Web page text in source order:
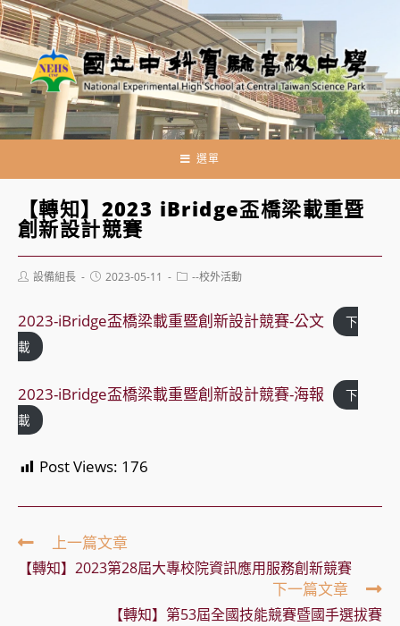
跳
轉
至
主
要
內
選單
【轉知】2023 iBridge盃橋梁載重暨
創新設計競賽
Post設備組長
Post2023-05-11
Post--校外活動
2023-iBridge盃橋梁載重暨創新設計競賽-公文
下
載
2023-iBridge盃橋梁載重暨創新設計競賽-海報
下
載
Post Views: 176
Read
more
articles
上一篇文章
【轉知】2023第28屆大專校院資訊應用服務創新競賽
下一篇文章
【轉知】第53屆全國技能競賽暨國手選拔賽